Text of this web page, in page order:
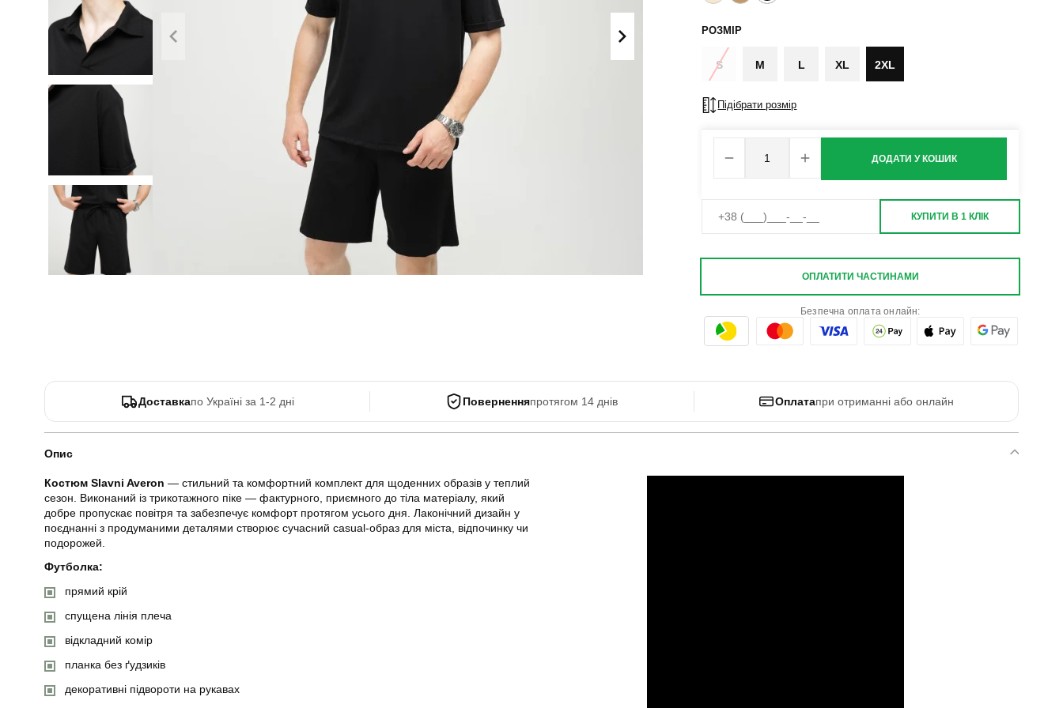
Комбінезони
Кежуал
Боді
РОЗМІР
S M L XL 2XL
Підібрати розмір
ДОДАТИ У КОШИК
КУПИТИ В 1 КЛІК
ОПЛАТИТИ ЧАСТИНАМИ
Безпечна оплата онлайн:
Доставкапо Україні за 1-2 дні Поверненняпротягом 14 днів Оплатапри отриманні або онлайн
Опис
Костюм Slavni Averon — стильний та комфортний комплект для щоденних образів у теплий
сезон. Виконаний із трикотажного піке — фактурного, приємного до тіла матеріалу, який
добре пропускає повітря та забезпечує комфорт протягом усього дня. Лаконічний дизайн у
поєднанні з продуманими деталями створює сучасний casual-образ для міста, відпочинку чи
подорожей.
Футболка:
прямий крій
спущена лінія плеча
відкладний комір
планка без ґудзиків
декоративні підвороти на рукавах